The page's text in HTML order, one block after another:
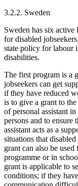
3.2.2. Sweden
Sweden has six
for disabled
state policy for labour
disabilities.
The first program is a
jobseekers can get
if they have reduced
is to give a grant to
of personal assistant
persons and to ensure
assistant acts as a
situations that
grant can also be
programme or in
grant is applicable to
conditions; if they